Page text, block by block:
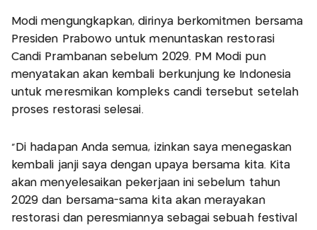
Modi mengungkapkan, dirinya berkomitmen bersama
Presiden Prabowo untuk menuntaskan restorasi
Candi Prambanan sebelum 2029. PM Modi pun
menyatakan akan kembali berkunjung ke Indonesia
untuk meresmikan kompleks candi tersebut setelah
proses restorasi selesai.
"Di hadapan Anda semua, izinkan saya menegaskan
kembali janji saya dengan upaya bersama kita. Kita
akan menyelesaikan pekerjaan ini sebelum tahun
2029 dan bersama-sama kita akan merayakan
restorasi dan peresmiannya sebagai sebuah festival